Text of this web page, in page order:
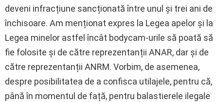
deveni infracțiune sancționată între unul și trei ani de
închisoare. Am menționat expres la Legea apelor și la
Legea minelor astfel încât bodycam-urile să poată să
fie folosite și de către reprezentanții ANAR, dar și de
către reprezentanții ANRM. Vorbim, de asemenea,
despre posibilitatea de a confisca utilajele, pentru că,
până în momentul de față, pentru balastierele ilegale